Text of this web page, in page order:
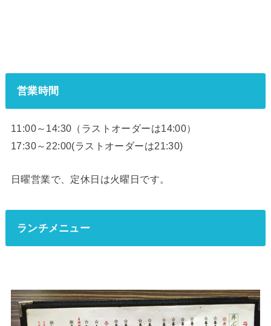
営業時間
11:00～14:30（ラストオーダーは14:00）
17:30～22:00(ラストオーダーは21:30)
日曜営業で、定休日は火曜日です。
ランチメニュー